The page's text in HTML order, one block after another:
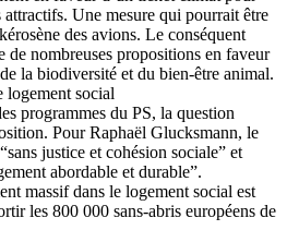
Une mesure qui pourrait être
des avions. Le conséquent
de nombreuses propositions en faveur
la biodiversité et du bien-être animal.
logement social
programmes du PS, la question
Pour Raphaël Glucksmann, le
justice et cohésion sociale” et
abordable et durable”.
massif dans le logement social est
les 800 000 sans-abris européens de